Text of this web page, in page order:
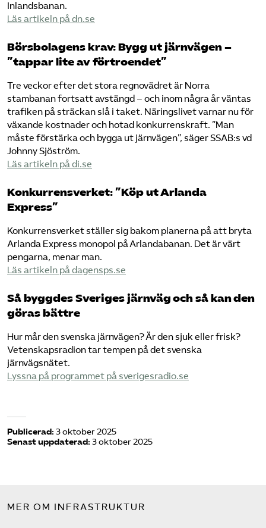
Inlandsbanan.
Läs artikeln på dn.se​
Börsbolagens krav: Bygg ut järnvägen –
”tappar lite av förtroendet”
Tre veckor efter det stora regnovädret är Norra
stambanan fortsatt avstängd – och inom några år väntas
trafiken på sträckan slå i taket. Näringslivet varnar nu för
växande kostnader och hotad konkurrenskraft. ”Man
måste förstärka och bygga ut järnvägen”, säger SSAB:s vd
Johnny Sjöström.
Läs artikeln på di.se
Konkurrensverket: ”Köp ut Arlanda
Express”
Konkurrensverket ställer sig bakom planerna på att bryta
Arlanda Express monopol på Arlandabanan. Det är värt
pengarna, menar man.
Läs artikeln på dagensps.se
Så byggdes Sveriges järnväg och så kan den
göras bättre
Hur mår den svenska järnvägen? Är den sjuk eller frisk?
Vetenskapsradion tar tempen på det svenska
järnvägsnätet.
Lyssna på programmet på sverigesradio.se​
Publicerad: 3 oktober 2025
Senast uppdaterad: 3 oktober 2025
MER OM INFRASTRUKTUR